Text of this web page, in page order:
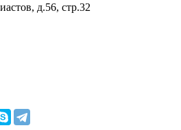
д.56, стр.32